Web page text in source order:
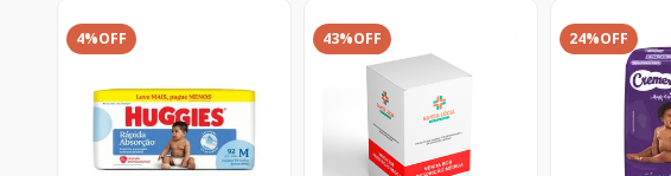
4%OFF 43%OFF 24%OFF